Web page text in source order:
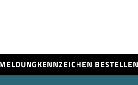
KENNZEICHEN BESTELLEN